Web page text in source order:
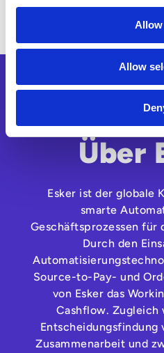
Allow
Lieferkette
Über
Esker ist der globale
smarte
Geschäftsprozessen für
Durch den
Source-to-Pay- und
von Esker das
Cashflow. Zugleich
Entscheidungsfindung
Zusammenarbeit und